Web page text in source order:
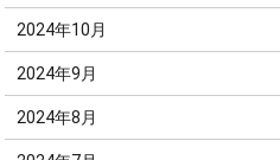
2024年10月
2024年9月
2024年8月